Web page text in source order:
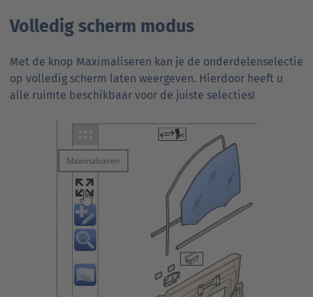
Volledig scherm modus
Met de knop Maximaliseren kan je de onderdelenselectie
op volledig scherm laten weergeven. Hierdoor heeft u
alle ruimte beschikbaar voor de juiste selecties!